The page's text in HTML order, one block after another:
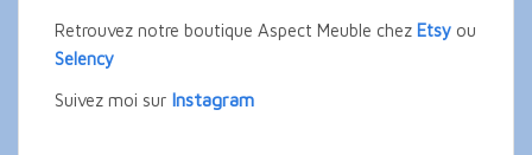
Retrouvez notre boutique Aspect Meuble chez Etsy ou
Selency
Suivez moi sur Instagram